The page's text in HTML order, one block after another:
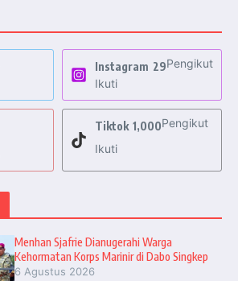
Instagram 29Pengikut
Ikuti
Tiktok 1,000Pengikut
Ikuti
Menhan Sjafrie Dianugerahi Warga
Kehormatan Korps Marinir di Dabo Singkep
6 Agustus 2026